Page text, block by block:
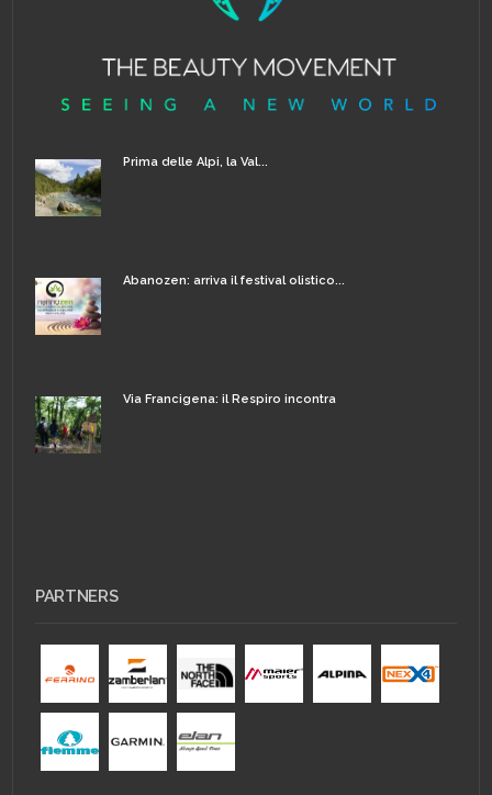
Prima delle Alpi, la Val...
Abanozen: arriva il festival olistico...
Via Francigena: il Respiro incontra
PARTNERS